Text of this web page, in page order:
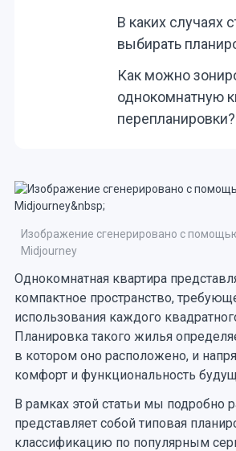
В каких случаях
выбирать
Как можно
однокомнатную
перепланировки?
Изображение сгенерировано с
Midjourney
Однокомнатная квартира
компактное пространство,
использования каждого
Планировка такого жилья
в котором оно расположено, и
комфорт и функциональность
В рамках этой статьи мы подробно
представляет собой типовая
классификацию по популярным